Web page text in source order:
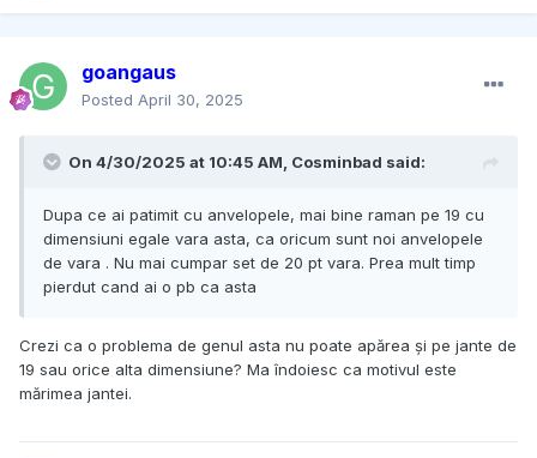
goangaus
Posted April 30, 2025
On 4/30/2025 at 10:45 AM, Cosminbad said:
Dupa ce ai patimit cu anvelopele, mai bine raman pe 19 cu
dimensiuni egale vara asta, ca oricum sunt noi anvelopele
de vara . Nu mai cumpar set de 20 pt vara. Prea mult timp
pierdut cand ai o pb ca asta
Crezi ca o problema de genul asta nu poate apărea și pe jante de
19 sau orice alta dimensiune? Ma îndoiesc ca motivul este
mărimea jantei.